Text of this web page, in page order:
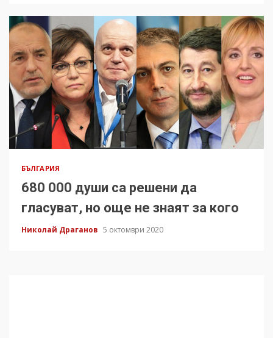
БЪЛГАРИЯ
680 000 души са решени да
гласуват, но още не знаят за кого
Николай Драганов 5 октомври 2020